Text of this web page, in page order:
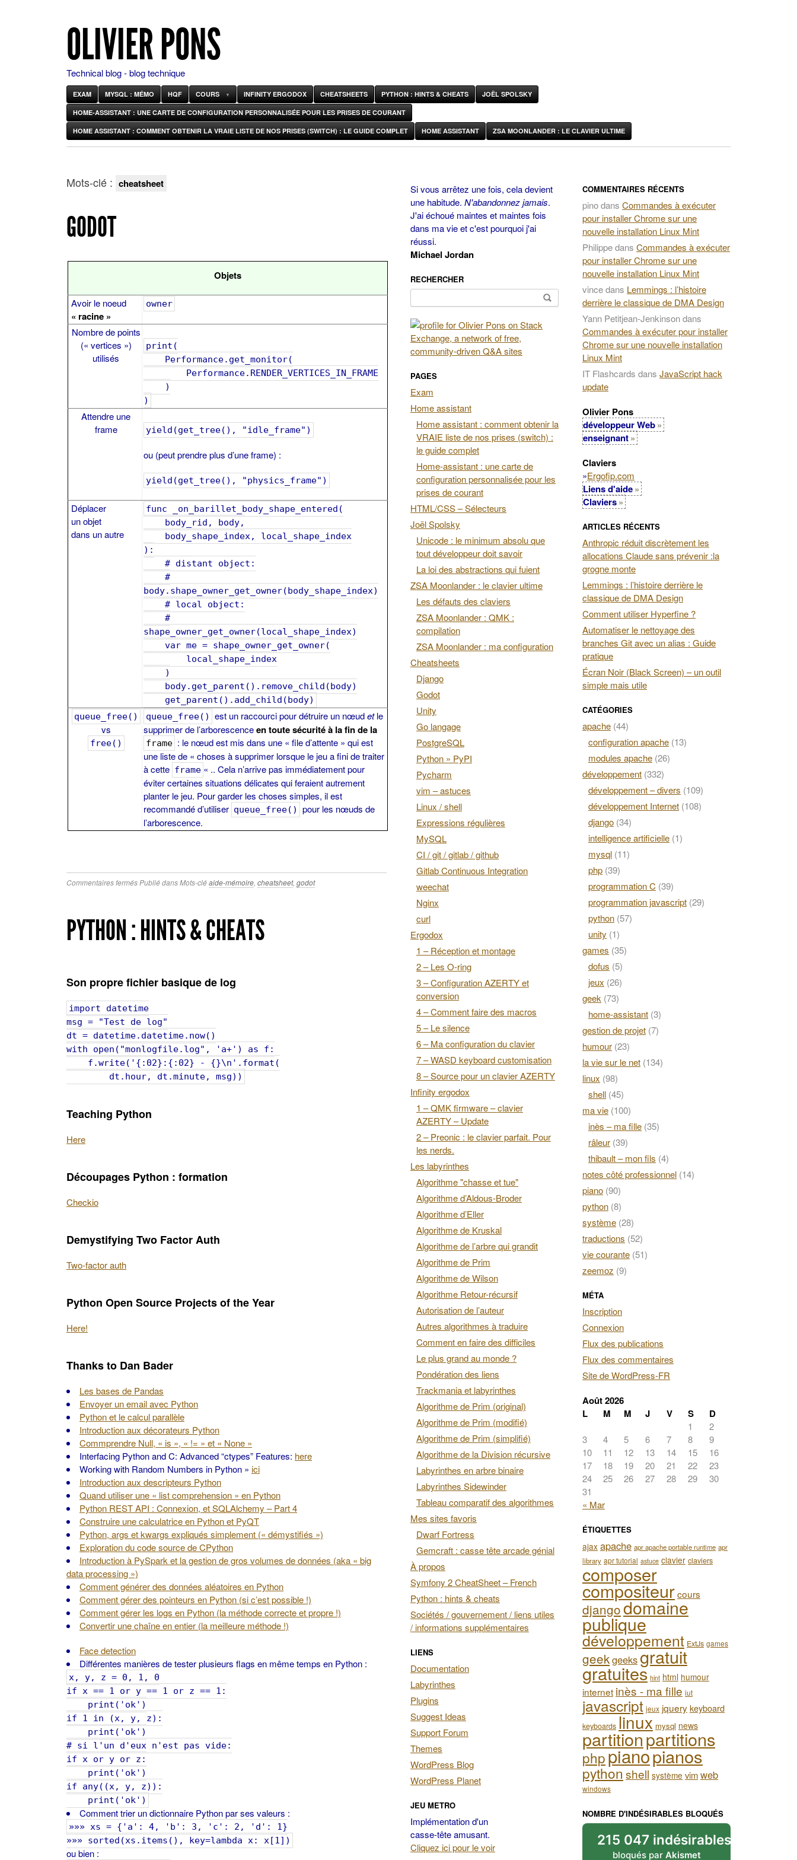
OLIVIER PONS
Technical blog - blog technique
EXAM MYSQL : MÉMO HQF COURS INFINITY ERGODOX CHEATSHEETS PYTHON : HINTS & CHEATS JOËL SPOLSKY
HOME-ASSISTANT : UNE CARTE DE CONFIGURATION PERSONNALISÉE POUR LES PRISES DE COURANT
HOME ASSISTANT : COMMENT OBTENIR LA VRAIE LISTE DE NOS PRISES (SWITCH) : LE GUIDE COMPLET HOME ASSISTANT ZSA MOONLANDER : LE CLAVIER ULTIME
Mots-clé : cheatsheet
GODOT
Objets
Avoir le noeud
« racine »
owner
Nombre de points
(« vertices »)
utilisés
print(
Performance.get_monitor(
Performance.RENDER_VERTICES_IN_FRAME
)
)
Attendre une
frame
yield(get_tree(), "idle_frame")
ou (peut prendre plus d’une frame) :
yield(get_tree(), "physics_frame")
Déplacer
un objet
dans un autre
func _on_barillet_body_shape_entered(
body_rid, body,
body_shape_index, local_shape_index
):
# distant object:
#
body.shape_owner_get_owner(body_shape_index)
# local object:
#
shape_owner_get_owner(local_shape_index)
var me = shape_owner_get_owner(
local_shape_index
)
body.get_parent().remove_child(body)
get_parent().add_child(body)
queue_free()
vs
free()
queue_free() est un raccourci pour détruire un nœudetle
supprimer de l’arborescenceen toute sécurité à la fin de la
frame : le nœud est mis dans une « file d’attente » qui est
une liste de « choses à supprimer lorsque le jeu a fini de traiter
à cette frame « .. Cela n’arrive pas immédiatement pour
éviter certaines situations délicates qui feraient autrement
planter le jeu. Pour garder les choses simples, il est
recommandé d’utiliser queue_free()
pour les nœuds de
l’arborescence.
Commentaires ferméssur
Publié dansMots-cléaide-mémoire, cheatsheet, godot
PYTHON : HINTS & CHEATS
Son propre fichier basique de log
import datetime
msg = "Test de log"
dt = datetime.datetime.now()
with open("monlogfile.log", 'a+') as f:
f.write('{:02}:{:02} - {}\n'.format(
dt.hour, dt.minute, msg))
Teaching Python
Here
Découpages Python : formation
Checkio
Demystifying Two Factor Auth
Two-factor auth
Python Open Source Projects of the Year
Here!
Thanks to Dan Bader
Les bases de Pandas
Envoyer un email avec Python
Python et le calcul parallèle
Introduction aux décorateurs Python
Commprendre Null, « is », « != » et « None »
Interfacing Python and C: Advanced “ctypes” Features: here
Working with Random Numbers in Python » ici
Introduction aux descripteurs Python
Quand utiliser une « list comprehension » en Python
Python REST API : Connexion, et SQLAlchemy – Part 4
Construire une calculatrice en Python et PyQT
Python, args et kwargs expliqués simplement (« démystifiés »)
Exploration du code source de CPython
Introduction à PySpark et la gestion de gros volumes de données (aka « big
data processing »)
Comment générer des données aléatoires en Python
Comment gérer des pointeurs en Python (si c’est possible !)
Comment gérer les logs en Python (la méthode correcte et propre !)
Convertir une chaîne en entier (la meilleure méthode !)
Face detection
Différentes manières de tester plusieurs flags en même temps en Python :
x, y, z = 0, 1, 0
if x == 1 or y == 1 or z == 1:
print('ok')
if 1 in (x, y, z):
print('ok')
# si l'un d'eux n'est pas vide:
if x or y or z:
print('ok')
if any((x, y, z)):
print('ok')
Comment trier un dictionnaire Python par ses valeurs :
»»» xs = {'a': 4, 'b': 3, 'c': 2, 'd': 1}
»»» sorted(xs.items(), key=lambda x: x[1])
ou bien :
Si vous arrêtez une fois, cela devient
une habitude. N'abandonnez jamais.
J'ai échoué maintes et maintes fois
dans ma vie et c'est pourquoi j'ai
réussi.
Michael Jordan
RECHERCHER
PAGES
Exam
Home assistant
Home assistant : comment obtenir la
VRAIE liste de nos prises (switch) :
le guide complet
Home-assistant : une carte de
configuration personnalisée pour les
prises de courant
HTML/CSS – Sélecteurs
Joël Spolsky
Unicode : le minimum absolu que
tout développeur doit savoir
La loi des abstractions qui fuient
ZSA Moonlander : le clavier ultime
Les défauts des claviers
ZSA Moonlander : QMK :
compilation
ZSA Moonlander : ma configuration
Cheatsheets
Django
Godot
Unity
Go langage
PostgreSQL
Python » PyPI
Pycharm
vim – astuces
Linux / shell
Expressions régulières
MySQL
CI / git / gitlab / github
Gitlab Continuous Integration
weechat
Nginx
curl
Ergodox
1 – Réception et montage
2 – Les O-ring
3 – Configuration AZERTY et
conversion
4 – Comment faire des macros
5 – Le silence
6 – Ma configuration du clavier
7 – WASD keyboard customisation
8 – Source pour un clavier AZERTY
Infinity ergodox
1 – QMK firmware – clavier
AZERTY – Update
2 – Preonic : le clavier parfait. Pour
les nerds.
Les labyrinthes
Algorithme "chasse et tue"
Algorithme d’Aldous-Broder
Algorithme d’Eller
Algorithme de Kruskal
Algorithme de l’arbre qui grandit
Algorithme de Prim
Algorithme de Wilson
Algorithme Retour-récursif
Autorisation de l’auteur
Autres algorithmes à traduire
Comment en faire des difficiles
Le plus grand au monde ?
Pondération des liens
Trackmania et labyrinthes
Algorithme de Prim (original)
Algorithme de Prim (modifié)
Algorithme de Prim (simplifié)
Algorithme de la Division récursive
Labyrinthes en arbre binaire
Labyrinthes Sidewinder
Tableau comparatif des algorithmes
Mes sites favoris
Dwarf Fortress
Gemcraft : casse tête arcade génial
À propos
Symfony 2 CheatSheet – French
Python : hints & cheats
Sociétés / gouvernement / liens utiles
/ informations supplémentaires
LIENS
Documentation
Labyrinthes
Plugins
Suggest Ideas
Support Forum
Themes
WordPress Blog
WordPress Planet
JEU METRO
Implémentation d'un
casse-tête amusant.
Cliquez ici pour le voir
COMMENTAIRES RÉCENTS
pinodans Commandes à exécuter
pour installer Chrome sur une
nouvelle installation Linux Mint
Philippedans Commandes à exécuter
pour installer Chrome sur une
nouvelle installation Linux Mint
vincedans Lemmings : l’histoire
derrière le classique de DMA Design
Yann Petitjean-Jenkinsondans
Commandes à exécuter pour installer
Chrome sur une nouvelle installation
Linux Mint
IT Flashcards dans JavaScript hack
update
Olivier Pons
développeur Web
enseignant
Claviers
»Ergofip.com
Liens d'aide
Claviers
ARTICLES RÉCENTS
Anthropic réduit discrètement les
allocations Claude sans prévenir :la
grogne monte
Lemmings : l’histoire derrière le
classique de DMA Design
Comment utiliser Hyperfine ?
Automatiser le nettoyage des
branches Git avec un alias : Guide
pratique
Écran Noir (Black Screen) – un outil
simple mais utile
CATÉGORIES
apache (44)
configuration apache (13)
modules apache (26)
développement (332)
développement – divers (109)
développement Internet (108)
django (34)
intelligence artificielle (1)
mysql (11)
php (39)
programmation C (39)
programmation javascript (29)
python (57)
unity (1)
games (35)
dofus (5)
jeux (26)
geek (73)
home-assistant (3)
gestion de projet (7)
humour (23)
la vie sur le net (134)
linux (98)
shell (45)
ma vie (100)
inès – ma fille (35)
râleur (39)
thibault – mon fils (4)
notes côté professionnel (14)
piano (90)
python (8)
système (28)
traductions (52)
vie courante (51)
zeemoz (9)
MÉTA
Inscription
Connexion
Flux des publications
Flux des commentaires
Site de WordPress-FR
Août 2026
L
M M J V S D
1
2
3
4 5 6 7 8
9
10
11 12 13 14 15
16
17
18 19 20 21 22
23
24
25 26 27 28 29
30
31
« Mar
ÉTIQUETTES
ajax apache apr apache portable runtime apr
library apr tutorial astuce clavier claviers
composer
compositeurcours
djangodomaine
publique
développement ExtJs games
geekgeeksgratuit
gratuites hint html humour
internet inès - ma fille iut
javascript jeux jquerykeyboard
keyboards linux mysql news
partitionpartitions
phppianopianos
python shell système vimweb
windows
NOMBRE D'INDÉSIRABLES BLOQUÉS
215 047 indésirables
bloqués par Akismet